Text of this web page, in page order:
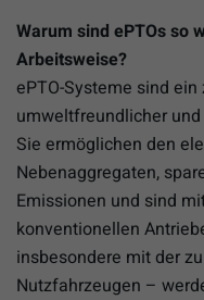
Warum sind ePTOs so
Arbeitsweise?
ePTO-Systeme sind
umweltfreundlicher
Sie ermöglichen den
Nebenaggregaten,
Emissionen und sind
konventionellen
insbesondere mit der
Nutzfahrzeugen –